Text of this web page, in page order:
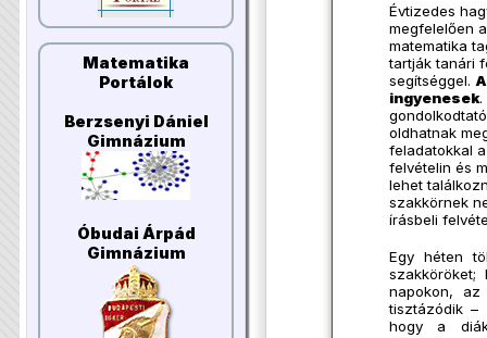
Matematika
Portálok
Berzsenyi Dániel
Gimnázium
Óbudai Árpád
Gimnázium
Évtizedes
megfelelően
matematika
tartják tanári
segítséggel.
ingyenesek.
oldhatnak
feladatokkal
felvételin és
lehet
szakkörnek
írásbeli
Egy héten
szakköröket;
napokon, az
tisztázódik
hogy a